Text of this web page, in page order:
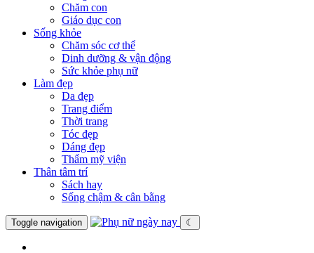
Chăm con
Giáo dục con
Sống khỏe
Chăm sóc cơ thể
Dinh dưỡng & vận động
Sức khỏe phụ nữ
Làm đẹp
Da đẹp
Trang điểm
Thời trang
Tóc đẹp
Dáng đẹp
Thẩm mỹ viện
Thân tâm trí
Sách hay
Sống chậm & cân bằng
Toggle navigation ☾